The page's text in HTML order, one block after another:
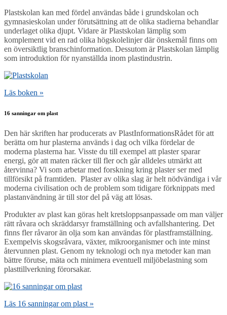
Plastskolan kan med fördel användas både i grundskolan och
gymnasieskolan under förutsättning att de olika stadierna behandlar
underlaget olika djupt. Vidare är Plastskolan lämplig som
komplement vid en rad olika högskolelinjer där önskemål finns om
en översiktlig branschinformation. Dessutom är Plastskolan lämplig
som introduktion för nyanställda inom plastindustrin.
Läs boken »
16 sanningar om plast
Den här skriften har producerats av PlastInformationsRådet för att
berätta om hur plasterna används i dag och vilka fördelar de
moderna plasterna har. Visste du till exempel att plaster sparar
energi, gör att maten räcker till fler och går alldeles utmärkt att
återvinna? Vi som arbetar med forskning kring plaster ser med
tillförsikt på framtiden. Plaster av olika slag är helt nödvändiga i vår
moderna civilisation och de problem som tidigare förknippats med
plastanvändning är till stor del på väg att lösas.
Produkter av plast kan göras helt kretsloppsanpassade om man väljer
rätt råvara och skräddarsyr framställning och avfallshantering. Det
finns fler råvaror än olja som kan användas för plastframställning.
Exempelvis skogsråvara, växter, mikroorganismer och inte minst
återvunnen plast. Genom ny teknologi och nya metoder kan man
bättre förutse, mäta och minimera eventuell miljöbelastning som
plasttillverkning förorsakar.
Läs 16 sanningar om plast »